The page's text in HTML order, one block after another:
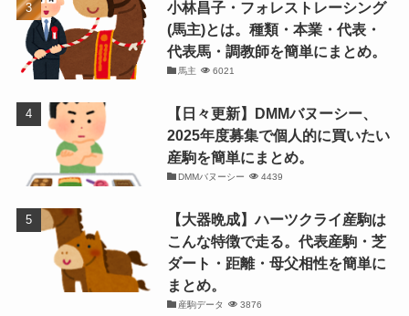
小林昌子・フォレストレーシング
(馬主)とは。種類・本業・代表・
代表馬・調教師を簡単にまとめ。
馬主 6021
【日々更新】DMMバヌーシー、
2025年度募集で個人的に買いたい
産駒を簡単にまとめ。
DMMバヌーシー 4439
【大器晩成】ハーツクライ産駒は
こんな特徴で走る。代表産駒・芝
ダート・距離・母父相性を簡単に
まとめ。
産駒データ 3876